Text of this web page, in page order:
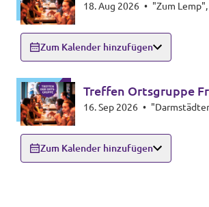
Nordosten
18. Aug 2026 •
Zum Kalender hinzufügen
Treffen Ortsgruppe
Nordosten
16. Sep 2026 •
Zum Kalender hinzufügen